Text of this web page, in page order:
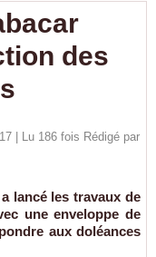
des
| Lu 186 fois Rédigé par
lancé les travaux de
une enveloppe de
aux doléances